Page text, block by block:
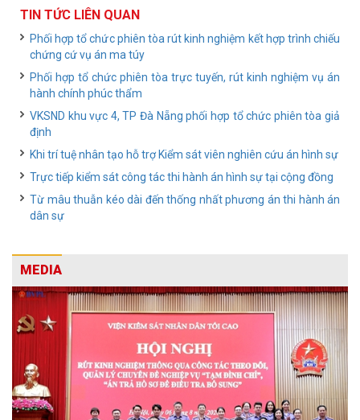
TIN TỨC LIÊN QUAN
Phối hợp tổ chức phiên tòa rút kinh nghiệm kết hợp trình chiếu
chứng cứ vụ án ma túy
Phối hợp tổ chức phiên tòa trực tuyến, rút kinh nghiệm vụ án
hành chính phúc thẩm
VKSND khu vực 4, TP Đà Nẵng phối hợp tổ chức phiên tòa giả
định
Khi trí tuệ nhân tạo hỗ trợ Kiểm sát viên nghiên cứu án hình sự
Trực tiếp kiểm sát công tác thi hành án hình sự tại cộng đồng
Từ mâu thuẫn kéo dài đến thống nhất phương án thi hành án
dân sự
MEDIA